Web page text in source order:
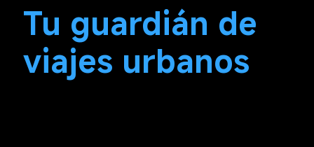
Tu guardián de
viajes urbanos